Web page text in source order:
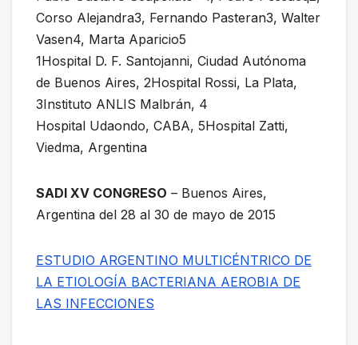
Corso Alejandra3, Fernando Pasteran3, Walter
Vasen4, Marta Aparicio5
1Hospital D. F. Santojanni, Ciudad Autónoma
de Buenos Aires, 2Hospital Rossi, La Plata,
3Instituto ANLIS Malbrán, 4
Hospital Udaondo, CABA, 5Hospital Zatti,
Viedma, Argentina
SADI XV CONGRESO – Buenos Aires,
Argentina del 28 al 30 de mayo de 2015
ESTUDIO ARGENTINO MULTICÉNTRICO DE
LA ETIOLOGÍA BACTERIANA AEROBIA DE
LAS INFECCIONES